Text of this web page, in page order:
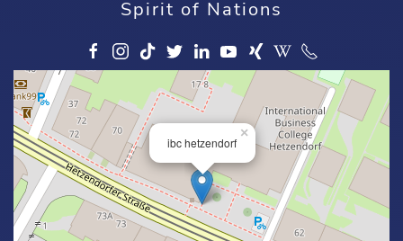
Spirit of Nations
ibc hetzendorf
×